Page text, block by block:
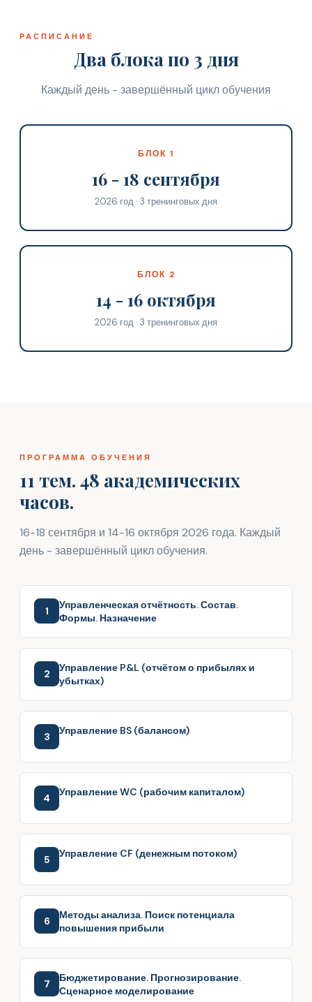
РАСПИСАНИЕ
Два блока по 3 дня
Каждый день - завершённый цикл обучения
БЛОК 1
16 - 18 сентября
2026 год · 3 тренинговых дня
БЛОК 2
14 - 16 октября
2026 год · 3 тренинговых дня
ПРОГРАММА ОБУЧЕНИЯ
11 тем. 48 академических
часов.
16-18 сентября и 14-16 октября 2026 года. Каждый
день - завершённый цикл обучения.
1
Управленческая отчётность. Состав.
Формы. Назначение
2
Управление P&L (отчётом о прибылях и
убытках)
3 Управление BS (балансом)
4 Управление WC (рабочим капиталом)
5 Управление CF (денежным потоком)
6
Методы анализа. Поиск потенциала
повышения прибыли
7
Бюджетирование. Прогнозирование.
Сценарное моделирование